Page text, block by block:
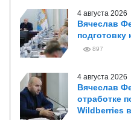
4 августа 2026
Вячеслав
подготовку
897
4 августа 2026
Вячеслав
отработке
Wildberries